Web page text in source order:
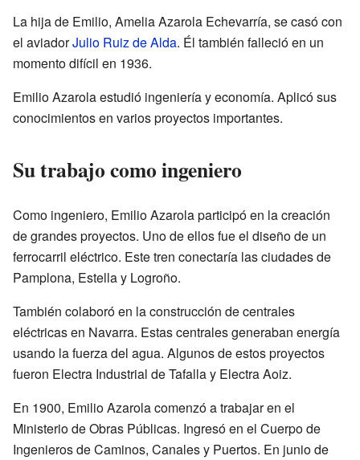
La hija de Emilio, Amelia Azarola Echevarría, se casó con
el aviadorJulio Ruiz de Alda. Él también falleció en un
momento difícil en 1936.
Emilio Azarola estudió ingeniería y economía. Aplicó sus
conocimientos en varios proyectos importantes.
Su trabajo como ingeniero
Como ingeniero, Emilio Azarola participó en la creación
de grandes proyectos. Uno de ellos fue el diseño de un
ferrocarril eléctrico. Este tren conectaría las ciudades de
Pamplona, Estella y Logroño.
También colaboró en la construcción de centrales
eléctricas en Navarra. Estas centrales generaban energía
usando la fuerza del agua. Algunos de estos proyectos
fueron Electra Industrial de Tafalla y Electra Aoiz.
En 1900, Emilio Azarola comenzó a trabajar en el
Ministerio de Obras Públicas. Ingresó en el Cuerpo de
Ingenieros de Caminos, Canales y Puertos. En junio de